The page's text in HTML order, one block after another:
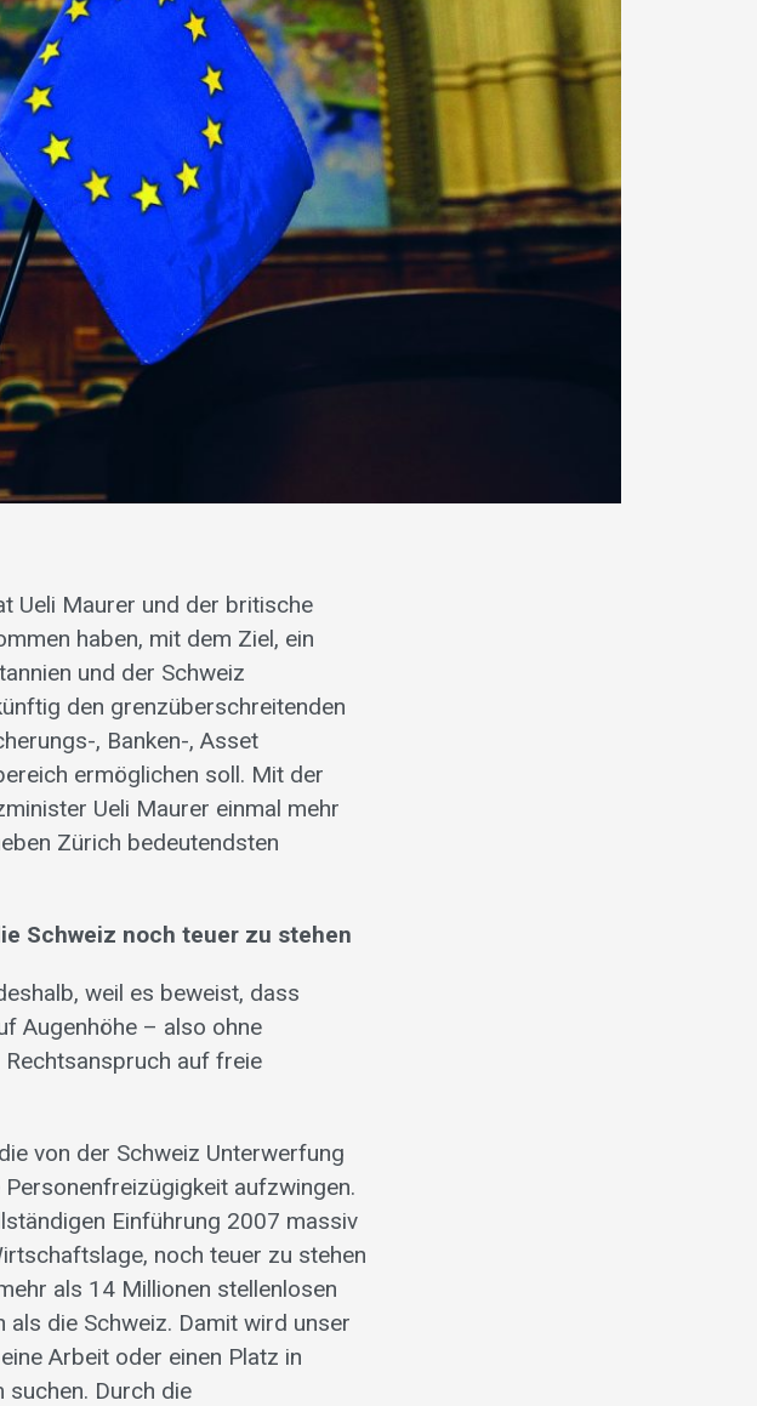
Ueli Maurer und der britische
haben, mit dem Ziel, ein
und der Schweiz
den grenzüberschreitenden
, Banken-, Asset
ermöglichen soll. Mit der
Ueli Maurer einmal mehr
Zürich bedeutendsten
Schweiz noch teuer zu stehen
weil es beweist, dass
Augenhöhe – also ohne
auf freie
von der Schweiz Unterwerfung
aufzwingen.
Einführung 2007 massiv
noch teuer zu stehen
als 14 Millionen stellenlosen
die Schweiz. Damit wird unser
Arbeit oder einen Platz in
Durch die